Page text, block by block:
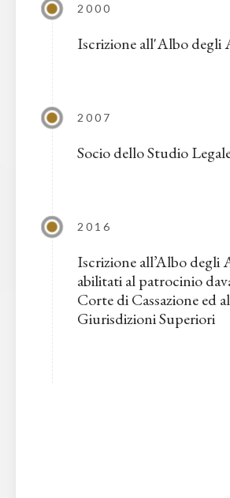
2000
Iscrizione all'Albo degli
2007
Socio dello Studio
2016
Iscrizione all’Albo degli
abilitati al patrocinio
Corte di Cassazione ed
Giurisdizioni Superiori